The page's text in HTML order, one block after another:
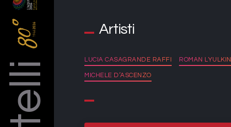
Artisti
LUCIA CASAGRANDE RAFFI ROMAN LYULKIN
MICHELE D’ASCENZO